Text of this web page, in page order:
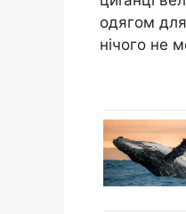
одягом
нічого не